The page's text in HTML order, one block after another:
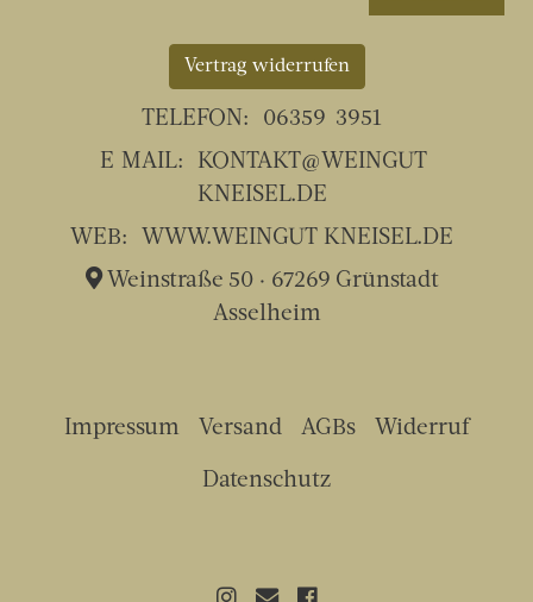
Vertrag widerrufen
TELEFON:
06359-3951
E-MAIL:
KONTAKT@WEINGUT-
KNEISEL.DE
WEB:
WWW.WEINGUT-KNEISEL.DE
Weinstraße 50 · 67269 Grünstadt-
Asselheim
Impressum Versand AGBs Widerruf
Datenschutz